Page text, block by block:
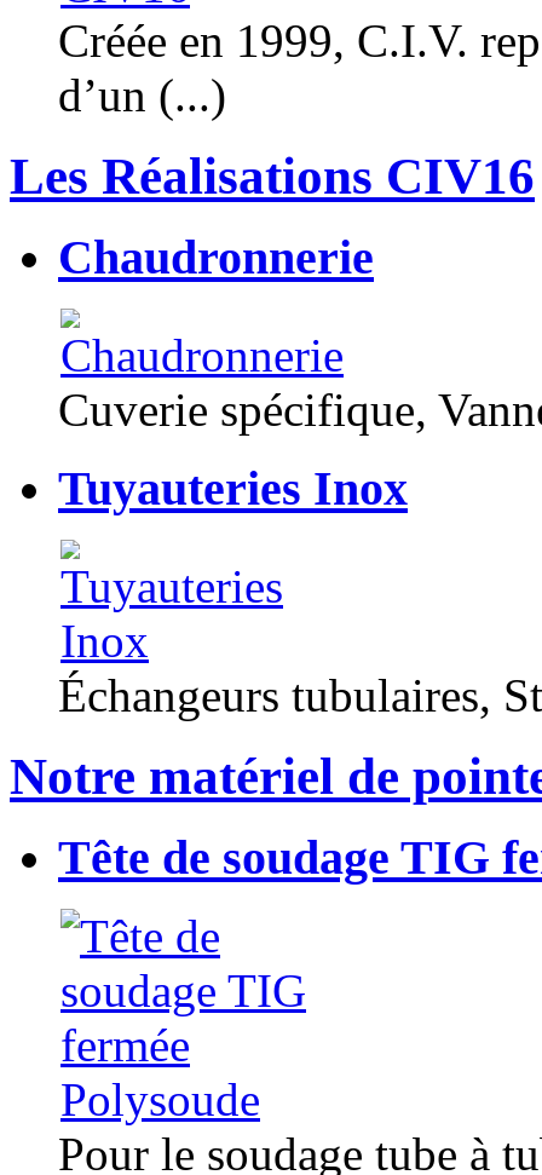
Créée en 1999, C.I.V.
d’un (...)
Les Réalisations CIV16
Chaudronnerie
Cuverie spécifique,
Tuyauteries Inox
Échangeurs tubulaires,
Notre matériel de
Tête de soudage TIG
Pour le soudage tube à